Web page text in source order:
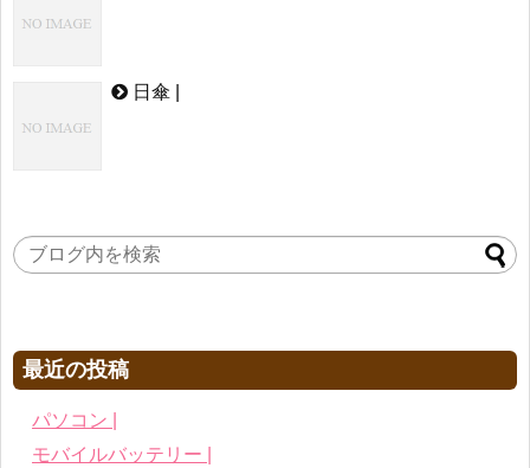
日傘 |
最近の投稿
パソコン |
モバイルバッテリー |